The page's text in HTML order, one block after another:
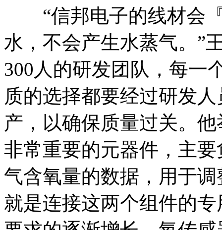
“信邦电子的线材会『
水，不会产生水蒸气。”
300人的研发团队，每一
质的选择都要经过研发
产，以确保质量过关。
非常重要的元器件，主
气含氧量的数据，用于
就是连接这两个组件的